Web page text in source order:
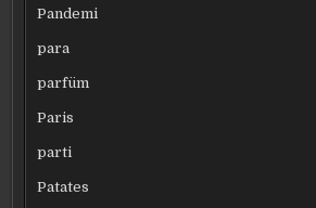
Pandemi
para
parfüm
Paris
parti
Patates